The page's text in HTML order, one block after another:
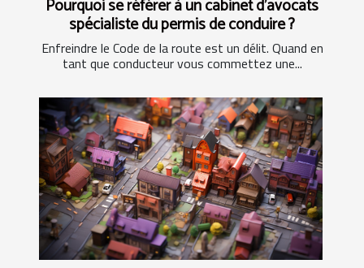
Pourquoi se référer à un cabinet d'avocats
spécialiste du permis de conduire ?
Enfreindre le Code de la route est un délit. Quand en
tant que conducteur vous commettez une...